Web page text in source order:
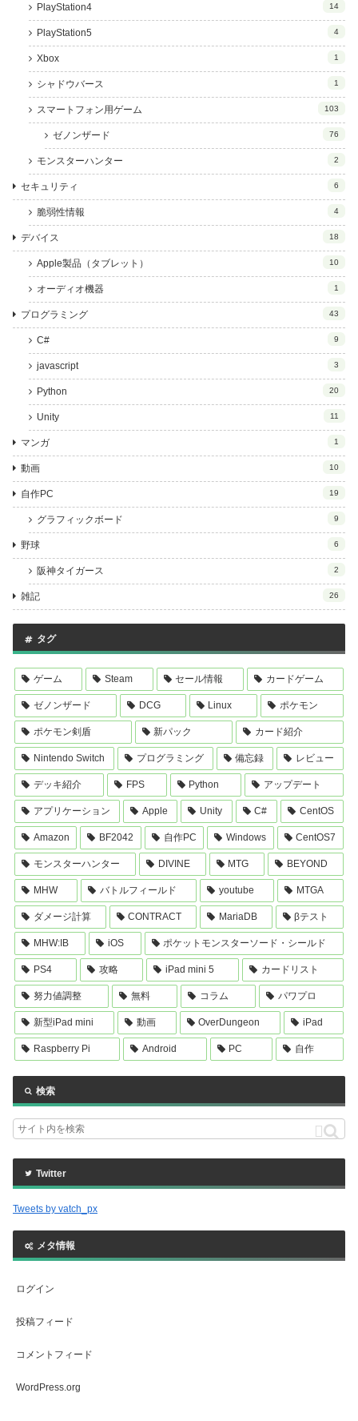
PlayStation4 14
PlayStation5 4
Xbox 1
シャドウバース 1
スマートフォン用ゲーム 103
ゼノンザード 76
モンスターハンター 2
セキュリティ 6
脆弱性情報 4
デバイス 18
Apple製品（タブレット） 10
オーディオ機器 1
プログラミング 43
C# 9
javascript 3
Python 20
Unity 11
マンガ 1
動画 10
自作PC 19
グラフィックボード 9
野球 6
阪神タイガース 2
雑記 26
タグ
ゲーム Steam セール情報 カードゲーム
ゼノンザード DCG Linux ポケモン
ポケモン剣盾 新パック カード紹介
Nintendo Switch プログラミング 備忘録 レビュー
デッキ紹介 FPS Python アップデート
アプリケーション Apple Unity C# CentOS
Amazon BF2042 自作PC Windows CentOS7
モンスターハンター DIVINE MTG BEYOND
MHW バトルフィールド youtube MTGA
ダメージ計算 CONTRACT MariaDB βテスト
MHW:IB iOS ポケットモンスターソード・シールド
PS4 攻略 iPad mini 5 カードリスト
努力値調整 無料 コラム パワプロ
新型iPad mini 動画 OverDungeon iPad
Raspberry Pi Android PC 自作
検索
Twitter
Tweets by vatch_px
メタ情報
ログイン
投稿フィード
コメントフィード
WordPress.org